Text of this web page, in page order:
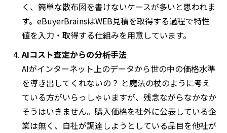
く、簡単な散布図を書けないケースが多いと思われま
す。eBuyerBrainsはWEB見積を取得する過程で特性
値を入力・取得する仕組みを用意しています。
AIコスト査定からの分析手法
AIがインターネット上のデータから世の中の価格水準
を導き出してくれないの？ と魔法の杖のように考え
ている方がいらっしゃいますが、残念ながらなかなか
そうはいきません。購入価格を社外に公表している企
業は無く、自社が調達しようとしている品目を他社が